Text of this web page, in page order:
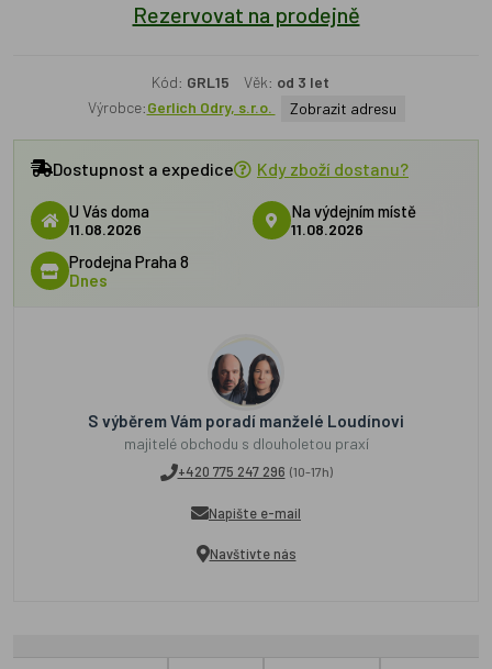
Rezervovat na prodejně
Kód: GRL15 Věk: od 3 let
Výrobce:Gerlich Odry, s.r.o. Zobrazit adresu
Dostupnost a expedice Kdy zboží dostanu?
U Vás doma
11.08.2026
Na výdejním místě
11.08.2026
Prodejna Praha 8
Dnes
S výběrem Vám poradí manželé Loudínovi
majitelé obchodu s dlouholetou praxí
+420 775 247 296 (10-17h)
Napište e-mail
Navštivte nás